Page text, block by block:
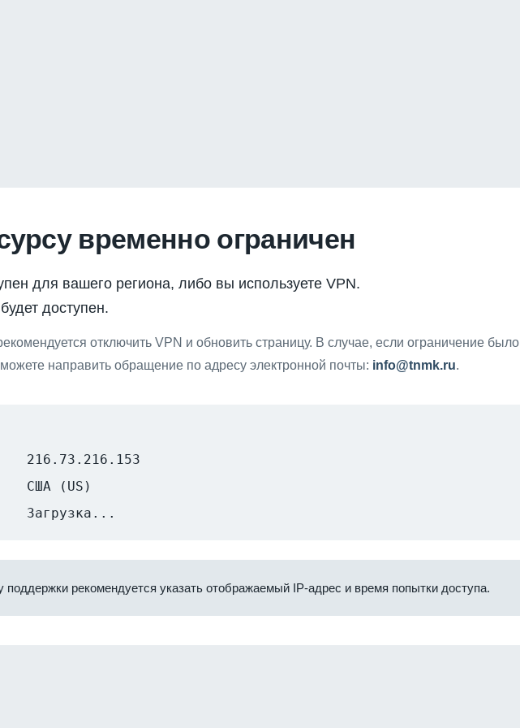
временно ограничен
для вашего региона, либо вы используете VPN.
доступен.
отключить VPN и обновить страницу. В случае, если ограничение было
направить обращение по адресу электронной почты: info@tnmk.ru.
216.73.216.153
США (US)
Загрузка...
рекомендуется указать отображаемый IP-адрес и время попытки доступа.